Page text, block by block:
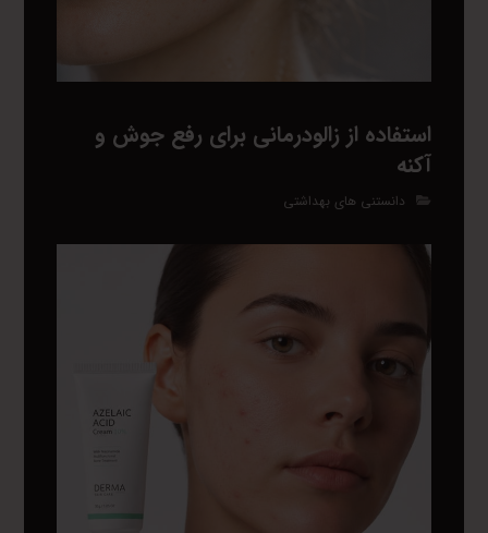
استفاده از زالودرمانی برای رفع جوش و
آکنه
دانستنی های بهداشتی